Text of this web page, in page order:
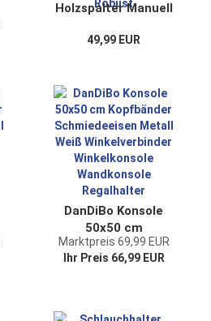
Holzspalter Manuell
Spalten Anzündholz
Brennholzspalter
Spalthilfe Stabil
Robust
49,99 EUR
DanDiBo Konsole
50x50 cm
Kopfbänder
Schmiedeeisen
Winkelkonsole
Marktpreis 69,99 EUR
Ihr Preis 66,99 EUR